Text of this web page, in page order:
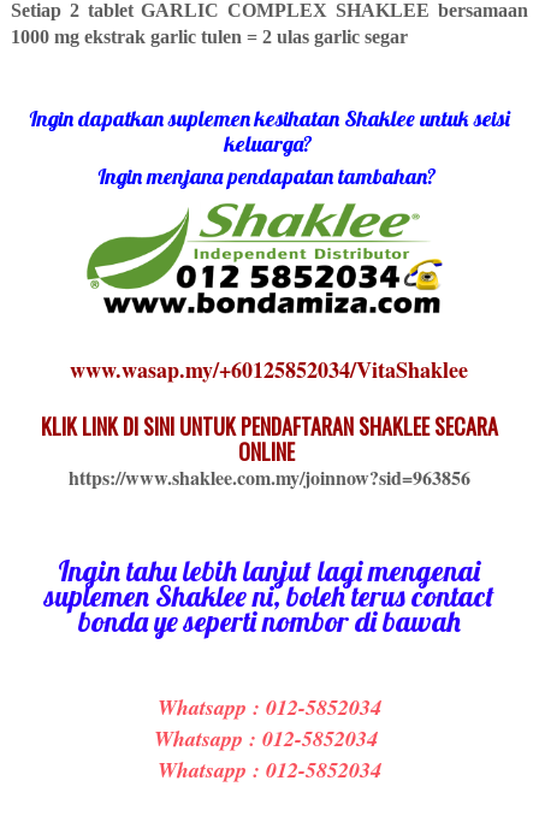
Setiap 2 tablet GARLIC COMPLEX SHAKLEE bersamaan
1000 mg ekstrak garlic tulen = 2 ulas garlic segar
Ingin dapatkan suplemen kesihatan Shaklee untuk seisi
keluarga?
Ingin menjana pendapatan tambahan?
www.wasap.my/+60125852034/VitaShaklee
KLIK LINK DI SINI UNTUK PENDAFTARAN SHAKLEE SECARA
ONLINE
https://www.shaklee.com.my/joinnow?sid=963856
Ingin tahu lebih lanjut lagi mengenai
suplemen Shaklee ni, boleh terus contact
bonda ye seperti nombor di bawah
Whatsapp : 012-5852034
Whatsapp : 012-5852034
Whatsapp : 012-5852034